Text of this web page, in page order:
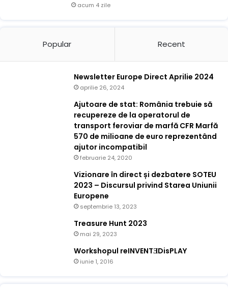
acum 4 zile
Popular Recent
Newsletter Europe Direct Aprilie 2024
aprilie 26, 2024
Ajutoare de stat: România trebuie să
recupereze de la operatorul de
transport feroviar de marfă CFR Marfă
570 de milioane de euro reprezentând
ajutor incompatibil
februarie 24, 2020
Vizionare în direct și dezbatere SOTEU
2023 – Discursul privind Starea Uniunii
Europene
septembrie 13, 2023
Treasure Hunt 2023
mai 29, 2023
Workshopul reINVENTƎDisPLAY
iunie 1, 2016